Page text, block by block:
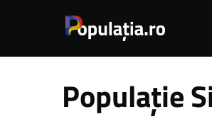
Populație